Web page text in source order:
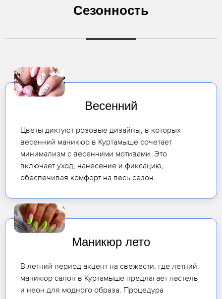
Сезонность
Весенний
Цветы диктуют розовые дизайны, в которых
весенний маникюр в Куртамыше сочетает
минимализм с весенними мотивами. Это
включает уход, нанесение и фиксацию,
обеспечивая комфорт на весь сезон.
Маникюр лето
В летний период акцент на свежести, где летний
маникюр салон в Куртамыше предлагает пастель
и неон для модного образа. Процедура